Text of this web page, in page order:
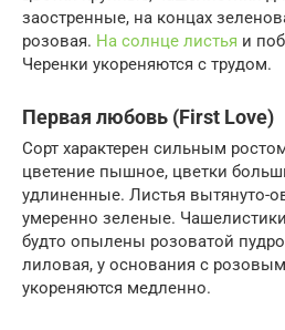
заостренные, на концах
розовая. На солнце листья и
Черенки укореняются с трудом.
Первая любовь (First Love)
Сорт характерен сильным
цветение пышное, цветки
удлиненные. Листья вытянуто-
умеренно зеленые.
будто опылены розоватой
лиловая, у основания с
укореняются медленно.